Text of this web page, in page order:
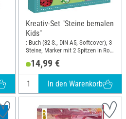
Kreativ-Set "Steine bemalen
Kids"
: Buch (32 S., DIN A5, Softcover), 3
Steine, Marker mit 2 Spitzen in Rot,
Blau, Grün, Schwarz, Wackelaugen,
Pompons; DIN Format A5
14,99 €
In den Warenkorb